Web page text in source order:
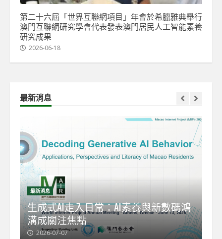
第二十六屆「世界互聯網項目」年會於希臘雅典舉行
澳門互聯網研究學會代表發表澳門居民人工智能素養
研究成果
2026-06-18
最新消息
最新消息
生成式AI走入日常：AI素養與新數碼鴻
溝成關注焦點
2026-07-07